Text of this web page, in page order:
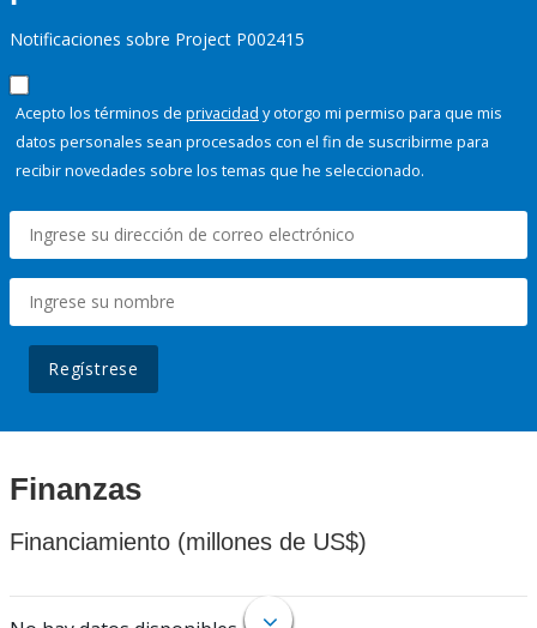
Notificaciones sobre Project P002415
Acepto los términos de privacidad y otorgo mi permiso para que mis
datos personales sean procesados con el fin de suscribirme para
recibir novedades sobre los temas que he seleccionado.
Regístrese
Finanzas
Financiamiento (millones de US$)